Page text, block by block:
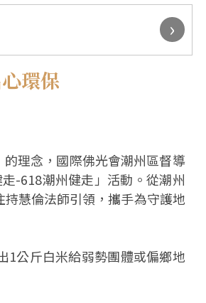
›
環保
理念，國際佛光會潮州區督導
-618潮州健走」活動。從潮州
慧倫法師引領，攜手為守護地
1公斤白米給弱勢團體或偏鄉地